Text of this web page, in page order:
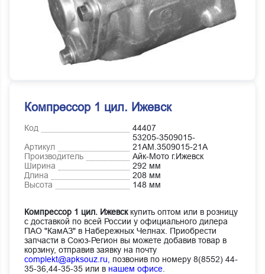
Компрессор 1 цил. Ижевск
Код
44407
Артикул
53205-3509015-
21АМ.3509015-21А
Производитель
Айк-Мото г.Ижевск
Ширина
292 мм
Длина
208 мм
Высота
148 мм
Компрессор 1 цил. Ижевсккупить оптом или в розницу
с доставкой по всей России у официального дилера
ПАО "КамАЗ" в Набережных Челнах. Приобрести
запчасти в Союз-Регион вы можете добавив товар в
корзину, отправив заявку на почту
complekt@apksouz.ru,
позвонив по номеру 8(8552) 44-
35-36,44-35-35 или в нашем офисе